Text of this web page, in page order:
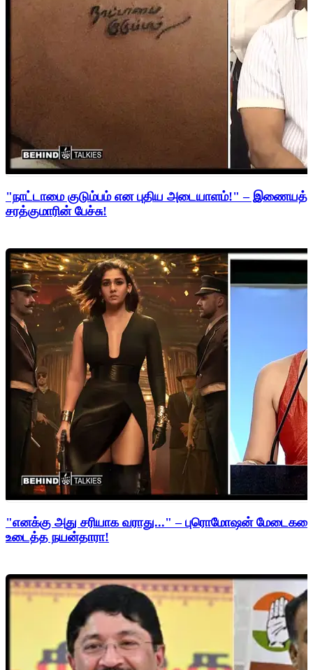
"நாட்டாமை குடும்பம் என புதிய அடையாளம்!" –
சரத்குமாரின் பேச்சு!
"எனக்கு அது சரியாக வராது..." – புரொமோஷன்
உடைத்த நயன்தாரா!